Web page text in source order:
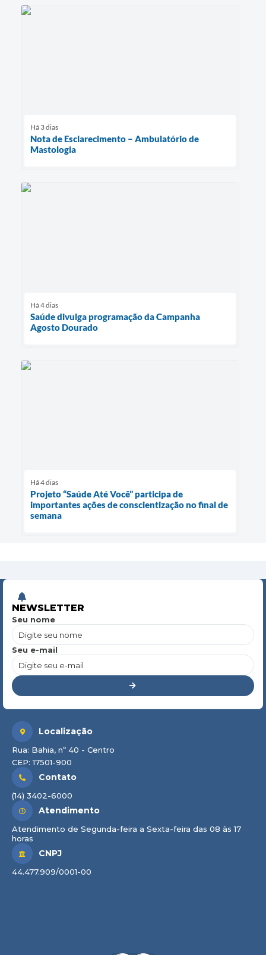
Há 3 dias
Nota de Esclarecimento – Ambulatório de
Mastologia
Há 4 dias
Saúde divulga programação da Campanha
Agosto Dourado
Há 4 dias
Projeto “Saúde Até Você” participa de
importantes ações de conscientização no final de
semana
NEWSLETTER
Seu nome
Seu e-mail
Localização
Rua: Bahia, nº 40 - Centro
CEP: 17501-900
Contato
(14) 3402-6000
Atendimento
Atendimento de Segunda-feira a Sexta-feira das 08 às 17
horas
CNPJ
44.477.909/0001-00